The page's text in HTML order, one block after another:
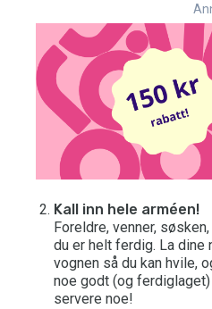
Kall inn hele arméen!
Foreldre, venner,
du er helt ferdig. La
vognen så du kan hvile,
noe godt (og
servere noe!